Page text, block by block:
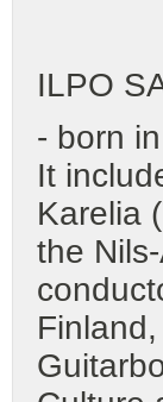
ILPO
- born
It
Karelia
the